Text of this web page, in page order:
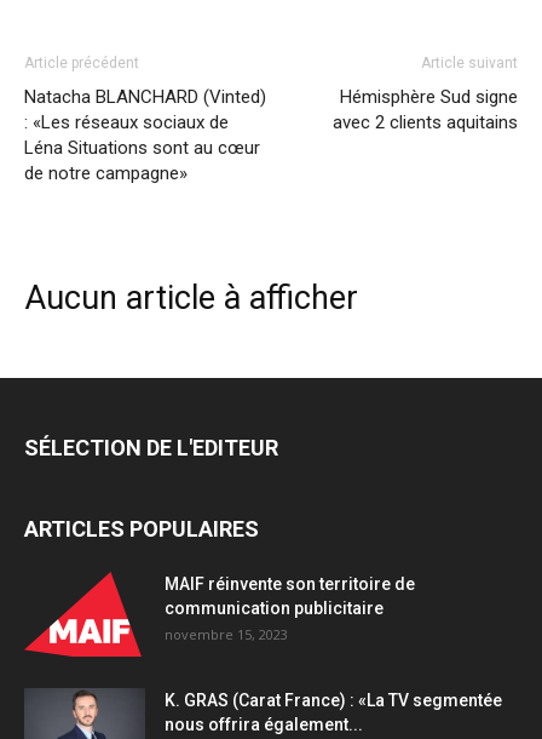
Article précédent
Natacha BLANCHARD (Vinted)
: «Les réseaux sociaux de
Léna Situations sont au cœur
de notre campagne»
Article suivant
Hémisphère Sud signe
avec 2 clients aquitains
Aucun article à afficher
SÉLECTION DE L'EDITEUR
ARTICLES POPULAIRES
MAIF réinvente son territoire de
communication publicitaire
novembre 15, 2023
K. GRAS (Carat France) : «La TV segmentée
nous offrira également...